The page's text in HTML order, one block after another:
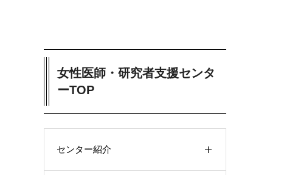
女性医師・研究者支援センタ
ーTOP
センター紹介